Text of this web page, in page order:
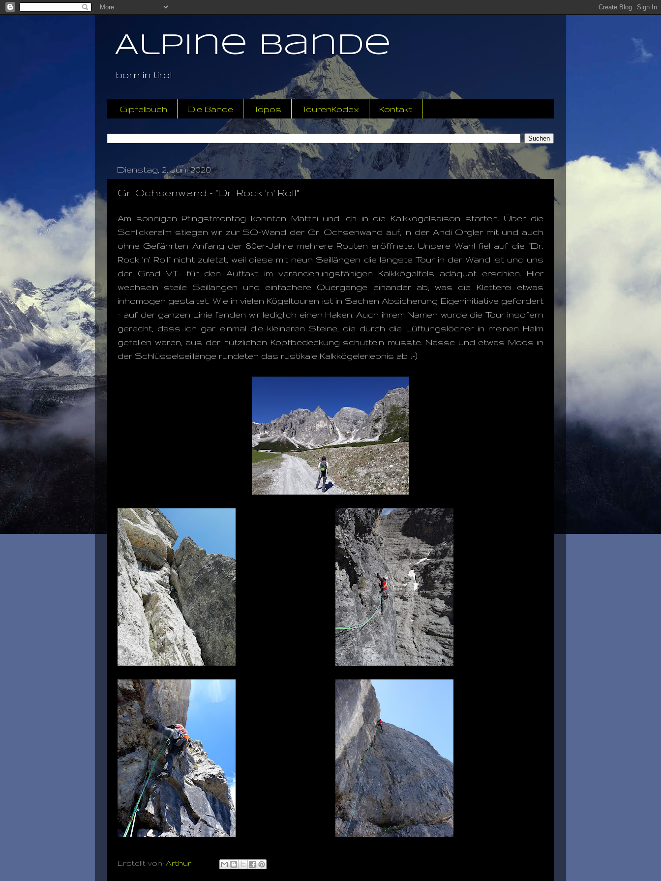
Alpine Bande
born in tirol
Gipfelbuch Die Bande Topos TourenKodex Kontakt
Dienstag, 2. Juni 2020
Gr. Ochsenwand - "Dr. Rock 'n' Roll"
Am sonnigen Pfingstmontag konnten Matthi und ich in die Kalkkögelsaison starten. Über die
Schlickeralm stiegen wir zur SO-Wand der Gr. Ochsenwand auf, in der Andi Orgler mit und auch
ohne Gefährten Anfang der 80er-Jahre mehrere Routen eröffnete. Unsere Wahl fiel auf die “Dr.
Rock ’n’ Roll“ nicht zuletzt, weil diese mit neun Seillängen die längste Tour in der Wand ist und uns
der Grad VI- für den Auftakt im veränderungsfähigen Kalkkögelfels adäquat erschien. Hier
wechseln steile Seillängen und einfachere Quergänge einander ab, was die Kletterei etwas
inhomogen gestaltet. Wie in vielen Kögeltouren ist in Sachen Absicherung Eigeninitiative gefordert
– auf der ganzen Linie fanden wir lediglich einen Haken. Auch ihrem Namen wurde die Tour insofern
gerecht, dass ich gar einmal die kleineren Steine, die durch die Lüftungslöcher in meinen Helm
gefallen waren, aus der nützlichen Kopfbedeckung schütteln musste. Nässe und etwas Moos in
der Schlüsselseillänge rundeten das rustikale Kalkkögelerlebnis ab ;-)
Erstellt von: Arthur